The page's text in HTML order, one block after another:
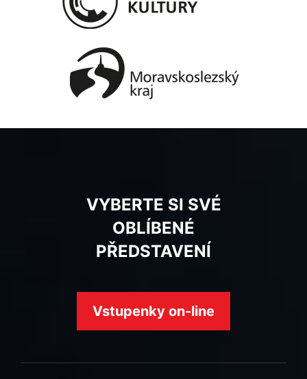
VYBERTE SI SVÉ
OBLÍBENÉ
PŘEDSTAVENÍ
Vstupenky on-line